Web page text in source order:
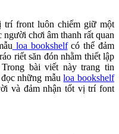
trí front luôn chiếm giữ một
chơi âm thanh rất quan
loa bookshelfcó thể đảm
riết săn đón nhằm thiết lập
bài viết này trang tin
những mẫuloa bookshelf
và đảm nhận tốt vị trí font